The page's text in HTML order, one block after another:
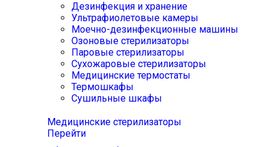
Дезинфекция и хранение
Ультрафиолетовые камеры
Моечно-дезинфекционные машины
Озоновые стерилизаторы
Паровые стерилизаторы
Сухожаровые стерилизаторы
Медицинские термостаты
Термошкафы
Сушильные шкафы
Медицинские стерилизаторы
Перейти